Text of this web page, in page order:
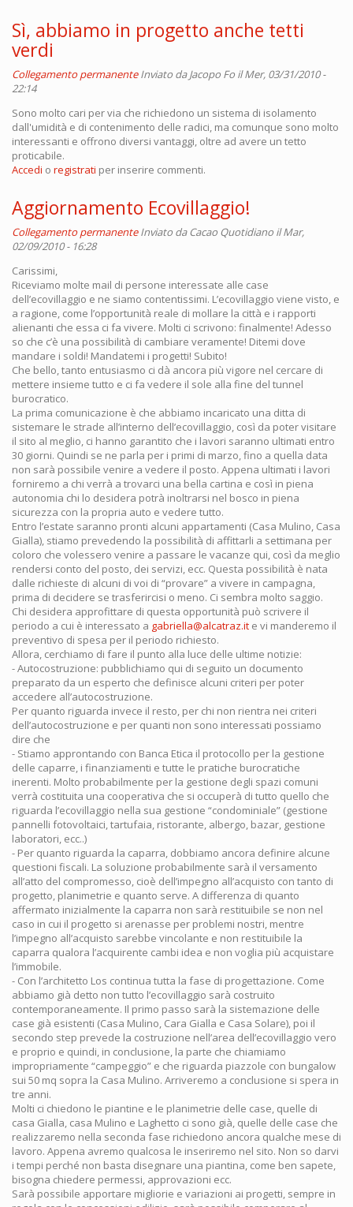
Sì, abbiamo in progetto anche tetti
verdi
Collegamento permanente Inviato daJacopo Fo il Mer, 03/31/2010 -
22:14
Sono molto cari per via che richiedono un sistema di isolamento
dall'umidità e di contenimento delle radici, ma comunque sono molto
interessanti e offrono diversi vantaggi, oltre ad avere un tetto
proticabile.
Accedi o registrati per inserire commenti.
Aggiornamento Ecovillaggio!
Collegamento permanente Inviato daCacao Quotidiano il Mar,
02/09/2010 - 16:28
Carissimi,
Riceviamo molte mail di persone interessate alle case
dell’ecovillaggio e ne siamo contentissimi. L’ecovillaggio viene visto, e
a ragione, come l’opportunità reale di mollare la città e i rapporti
alienanti che essa ci fa vivere. Molti ci scrivono: finalmente! Adesso
so che c’è una possibilità di cambiare veramente! Ditemi dove
mandare i soldi! Mandatemi i progetti! Subito!
Che bello, tanto entusiasmo ci dà ancora più vigore nel cercare di
mettere insieme tutto e ci fa vedere il sole alla fine del tunnel
burocratico.
La prima comunicazione è che abbiamo incaricato una ditta di
sistemare le strade all’interno dell’ecovillaggio, così da poter visitare
il sito al meglio, ci hanno garantito che i lavori saranno ultimati entro
30 giorni. Quindi se ne parla per i primi di marzo, fino a quella data
non sarà possibile venire a vedere il posto. Appena ultimati i lavori
forniremo a chi verrà a trovarci una bella cartina e così in piena
autonomia chi lo desidera potrà inoltrarsi nel bosco in piena
sicurezza con la propria auto e vedere tutto.
Entro l’estate saranno pronti alcuni appartamenti (Casa Mulino, Casa
Gialla), stiamo prevedendo la possibilità di affittarli a settimana per
coloro che volessero venire a passare le vacanze qui, così da meglio
rendersi conto del posto, dei servizi, ecc. Questa possibilità è nata
dalle richieste di alcuni di voi di “provare” a vivere in campagna,
prima di decidere se trasferircisi o meno. Ci sembra molto saggio.
Chi desidera approfittare di questa opportunità può scrivere il
periodo a cui è interessato a gabriella@alcatraz.it e vi manderemo il
preventivo di spesa per il periodo richiesto.
Allora, cerchiamo di fare il punto alla luce delle ultime notizie:
- Autocostruzione: pubblichiamo qui di seguito un documento
preparato da un esperto che definisce alcuni criteri per poter
accedere all’autocostruzione.
Per quanto riguarda invece il resto, per chi non rientra nei criteri
dell’autocostruzione e per quanti non sono interessati possiamo
dire che
- Stiamo approntando con Banca Etica il protocollo per la gestione
delle caparre, i finanziamenti e tutte le pratiche burocratiche
inerenti. Molto probabilmente per la gestione degli spazi comuni
verrà costituita una cooperativa che si occuperà di tutto quello che
riguarda l’ecovillaggio nella sua gestione “condominiale” (gestione
pannelli fotovoltaici, tartufaia, ristorante, albergo, bazar, gestione
laboratori, ecc..)
- Per quanto riguarda la caparra, dobbiamo ancora definire alcune
questioni fiscali. La soluzione probabilmente sarà il versamento
all’atto del compromesso, cioè dell’impegno all’acquisto con tanto di
progetto, planimetrie e quanto serve. A differenza di quanto
affermato inizialmente la caparra non sarà restituibile se non nel
caso in cui il progetto si arenasse per problemi nostri, mentre
l’impegno all’acquisto sarebbe vincolante e non restituibile la
caparra qualora l’acquirente cambi idea e non voglia più acquistare
l’immobile.
- Con l’architetto Los continua tutta la fase di progettazione. Come
abbiamo già detto non tutto l’ecovillaggio sarà costruito
contemporaneamente. Il primo passo sarà la sistemazione delle
case già esistenti (Casa Mulino, Cara Gialla e Casa Solare), poi il
secondo step prevede la costruzione nell’area dell’ecovillaggio vero
e proprio e quindi, in conclusione, la parte che chiamiamo
impropriamente “campeggio” e che riguarda piazzole con bungalow
sui 50 mq sopra la Casa Mulino. Arriveremo a conclusione si spera in
tre anni.
Molti ci chiedono le piantine e le planimetrie delle case, quelle di
casa Gialla, casa Mulino e Laghetto ci sono già, quelle delle case che
realizzaremo nella seconda fase richiedono ancora qualche mese di
lavoro. Appena avremo qualcosa le inseriremo nel sito. Non so darvi
i tempi perché non basta disegnare una piantina, come ben sapete,
bisogna chiedere permessi, approvazioni ecc.
Sarà possibile apportare migliorie e variazioni ai progetti, sempre in